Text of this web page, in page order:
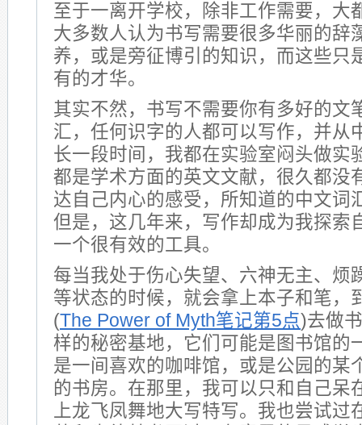
至于一离开学校，除非工作需要，大
大多数人认为书写需要很多华丽的辞
养，或是旁征博引的知识，而这些只
有的才华。
其实不然，书写不需要你有多好的文
汇，任何识字的人都可以写作，并从
长一段时间，我都在实验室闷头做实
都是学术方面的英文文献，很久都没
达自己内心的感受，所知道的中文词
但是，这几年来，写作却成为我探索
一个很有效的工具。
每当我处于伤心失望、六神无主、烦
等状态的时候，就会拿上本子和笔，
(The Power of Myth笔记第5点)去做
样的秘密基地，它们可能是图书馆的
是一间喜欢的咖啡馆，或是公园的某
的书房。在那里，我可以只和自己呆
上龙飞凤舞地大写特写。我也尝试过